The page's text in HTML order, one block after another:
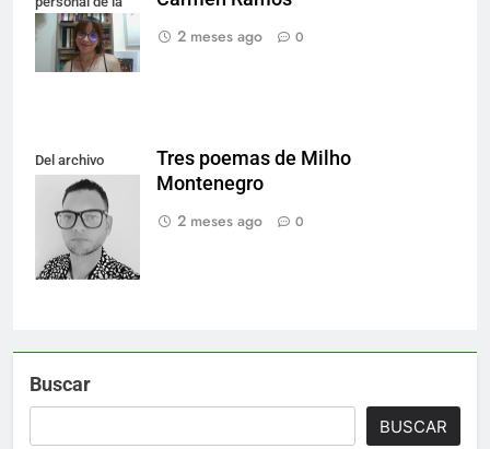
autora.
2 meses ago
0
Del archivo
personal del
autor.
Tres poemas de Milho
Montenegro
2 meses ago
0
Buscar
BUSCAR